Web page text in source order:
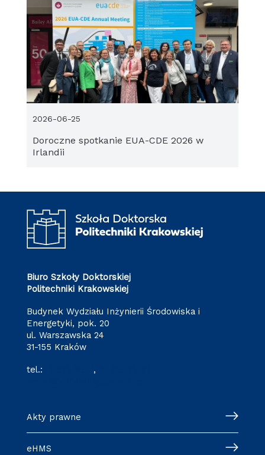
Doroczne spotkanie EUA-CDE 2026 w
Irlandii
2026-06-25
Biuro Szkoły Doktorskiej
Politechniki Krakowskiej
Budynek Wydziału Inżynierii Środowiska i
Energetyki, pok. 20
ul. Warszawska 24
31-155 Kraków
tel.: ,
Akty prawne
eHMS